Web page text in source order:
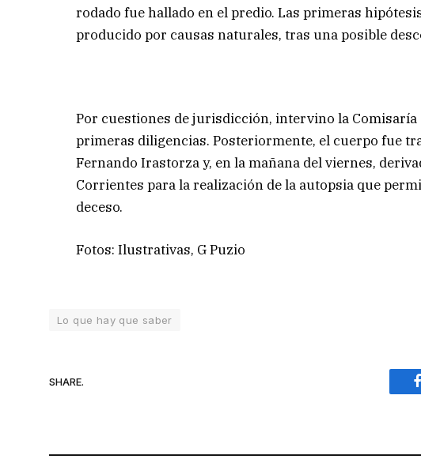
rodado fue hallado en el predio. Las primeras
producido por causas naturales, tras una posible
Por cuestiones de jurisdicción, intervino la
primeras diligencias. Posteriormente, el cuerpo fue
Fernando Irastorza y, en la mañana del viernes,
Corrientes para la realización de la autopsia que
deceso.
Fotos: Ilustrativas, G Puzio
Lo que hay que saber
SHARE.